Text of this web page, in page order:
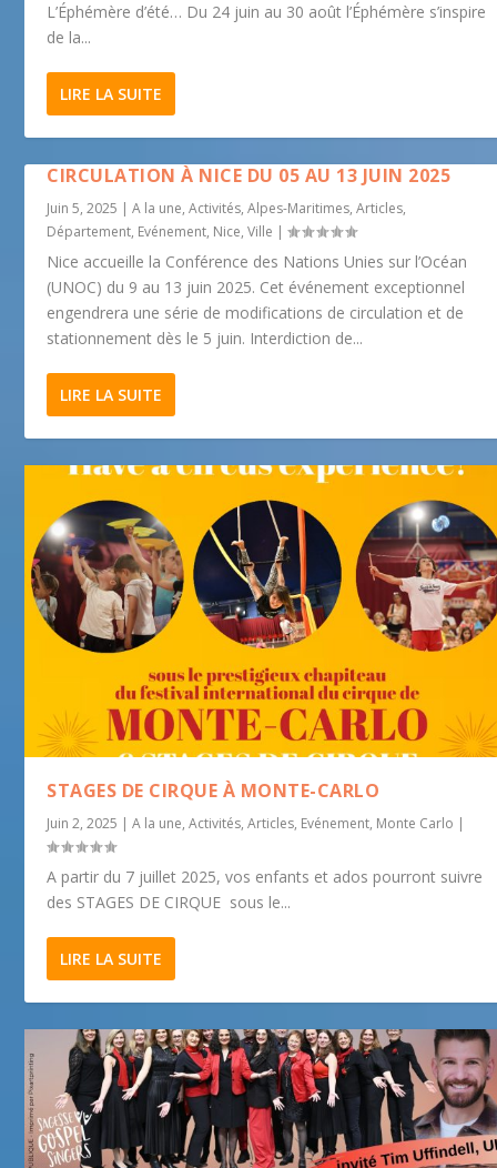
L’Éphémère d’été… Du 24 juin au 30 août l’Éphémère s’inspire
de la...
LIRE LA SUITE
CIRCULATION À NICE DU 05 AU 13 JUIN 2025
Juin 5, 2025 |A la une,Activités,Alpes-Maritimes,Articles,
Département, Evénement, Nice,Ville |
Nice accueille la Conférence des Nations Unies sur l’Océan
(UNOC) du 9 au 13 juin 2025. Cet événement exceptionnel
engendrera une série de modifications de circulation et de
stationnement dès le 5 juin. Interdiction de...
LIRE LA SUITE
STAGES DE CIRQUE À MONTE-CARLO
Juin 2, 2025 |A la une,Activités,Articles, Evénement, Monte Carlo |
A partir du 7 juillet 2025, vos enfants et ados pourront suivre
des STAGES DE CIRQUE sous le...
LIRE LA SUITE